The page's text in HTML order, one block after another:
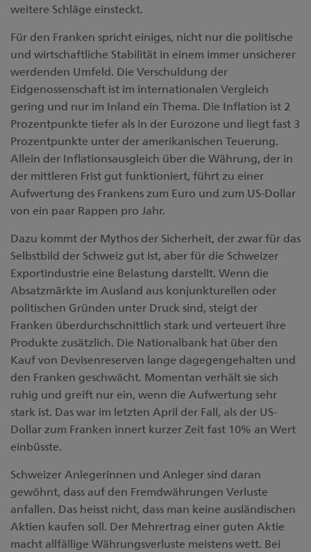
weitere Schläge einsteckt.
Für den Franken spricht einiges, nicht nur die politische
und wirtschaftliche Stabilität in einem immer unsicherer
werdenden Umfeld. Die Verschuldung der
Eidgenossenschaft ist im internationalen Vergleich
gering und nur im Inland ein Thema. Die Inflation ist 2
Prozentpunkte tiefer als in der Eurozone und liegt fast 3
Prozentpunkte unter der amerikanischen Teuerung.
Allein der Inflationsausgleich über die Währung, der in
der mittleren Frist gut funktioniert, führt zu einer
Aufwertung des Frankens zum Euro und zum US-Dollar
von ein paar Rappen pro Jahr.
Dazu kommt der Mythos der Sicherheit, der zwar für das
Selbstbild der Schweiz gut ist, aber für die Schweizer
Exportindustrie eine Belastung darstellt. Wenn die
Absatzmärkte im Ausland aus konjunkturellen oder
politischen Gründen unter Druck sind, steigt der
Franken überdurchschnittlich stark und verteuert ihre
Produkte zusätzlich. Die Nationalbank hat über den
Kauf von Devisenreserven lange dagegengehalten und
den Franken geschwächt. Momentan verhält sie sich
ruhig und greift nur ein, wenn die Aufwertung sehr
stark ist. Das war im letzten April der Fall, als der US-
Dollar zum Franken innert kurzer Zeit fast 10% an Wert
einbüsste.
Schweizer Anlegerinnen und Anleger sind daran
gewöhnt, dass auf den Fremdwährungen Verluste
anfallen. Das heisst nicht, dass man keine ausländischen
Aktien kaufen soll. Der Mehrertrag einer guten Aktie
macht allfällige Währungsverluste meistens wett. Bei